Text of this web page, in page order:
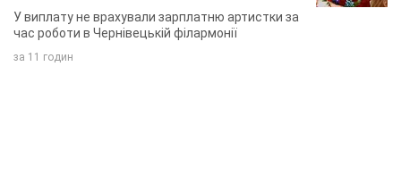
співачка
У виплату не врахували зарплатню артистки за
час роботи в Чернівецькій філармонії
за 11 годин